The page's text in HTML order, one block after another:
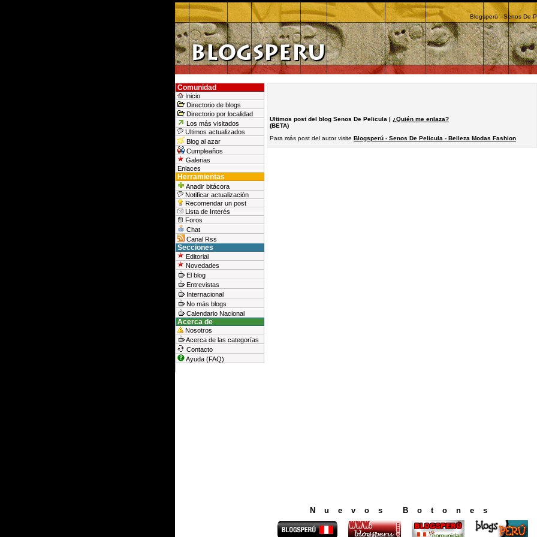
Blogsperú - Senos De
Comunidad
Inicio
Directorio de blogs
Directorio por localidad
Los más visitados
Ultimos actualizados
Blog al azar
Cumpleaños
Galerias
Enlaces
Herramientas
Anadir bitácora
Notificar actualización
Recomendar un post
Lista de Interés
Foros
Chat
Canal Rss
Secciones
Editorial
Novedades
El blog
Entrevistas
Internacional
No más blogs
Calendario Nacional
Acerca de
Nosotros
Acerca de las categorías
Contacto
Ayuda (FAQ)
Ultimos post del blog Senos De Pelicula | ¿Quién me enlaza?
(BETA)
Para más post del autor visite Blogsperú - Senos De Pelicula - Belleza Modas Fashion
Nuevos Botones